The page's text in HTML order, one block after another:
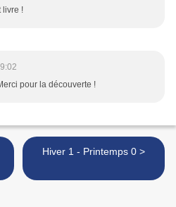
livre !
pour la découverte !
Hiver 1 - Printemps 0 >